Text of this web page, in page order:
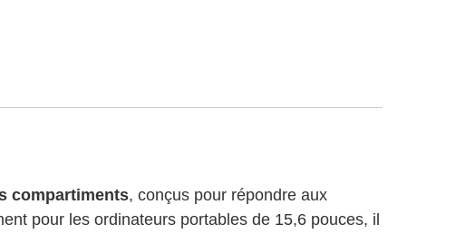
compartiments, conçus pour répondre aux
pour les ordinateurs portables de 15,6 pouces, il